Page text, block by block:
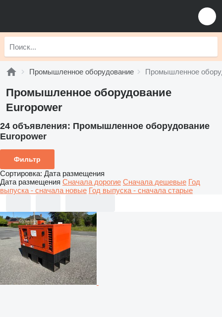
Промышленное оборудование Промышленное
Промышленное оборудование
Europower
24 объявления: Промышленное оборудование
Europower
Фильтр
Сортировка: Дата размещения
Дата размещения Сначала дорогие Сначала дешевые Год
выпуска - сначала новые Год выпуска - сначала старые